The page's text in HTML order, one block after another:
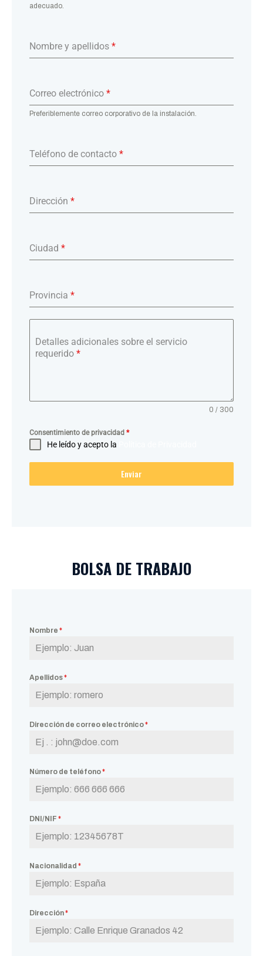
adecuado.
Nombre y apellidos *
Correo electrónico *
Preferiblemente correo corporativo de la instalación.
Teléfono de contacto *
Dirección *
Ciudad *
Provincia *
Detalles adicionales sobre el servicio
requerido *
0 / 300
Consentimiento de privacidad *
He leído y acepto la
Enviar
BOLSA DE TRABAJO
Nombre *
Apellidos*
Dirección de correo electrónico*
Número de teléfono*
DNI/NIF *
Nacionalidad *
Dirección*